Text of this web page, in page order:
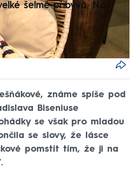
šelmě přibývá. Na
známe spíše pod
Biseniuse
se však pro mladou
se slovy, že lásce
pomstít tím, že ji na